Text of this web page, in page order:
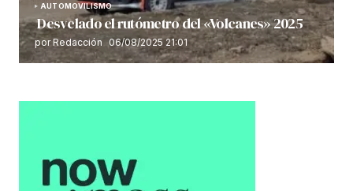
AUTOMOVILISMO
Desvelado el rutómetro del «Volcanes» 2025
por Redacción 06/08/2025 21:01